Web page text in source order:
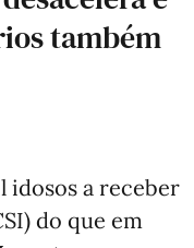
também
idosos a receber
do que em